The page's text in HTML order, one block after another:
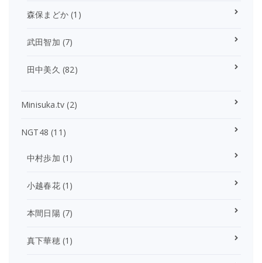
森保まどか (1)
武田智加 (7)
田中美久 (82)
Minisuka.tv (2)
NGT48 (11)
中村歩加 (1)
小越春花(1)
本間日陽(7)
真下華穂(1)